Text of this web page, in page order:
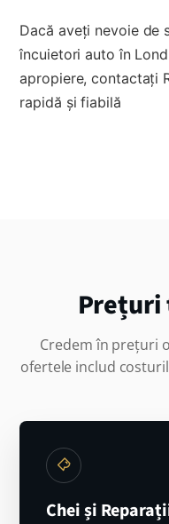
Dacă aveți nevoie de
încuietori auto în
apropiere, contactați
rapidă și fiabilă
Prețuri
Credem în prețuri
ofertele includ
Chei și